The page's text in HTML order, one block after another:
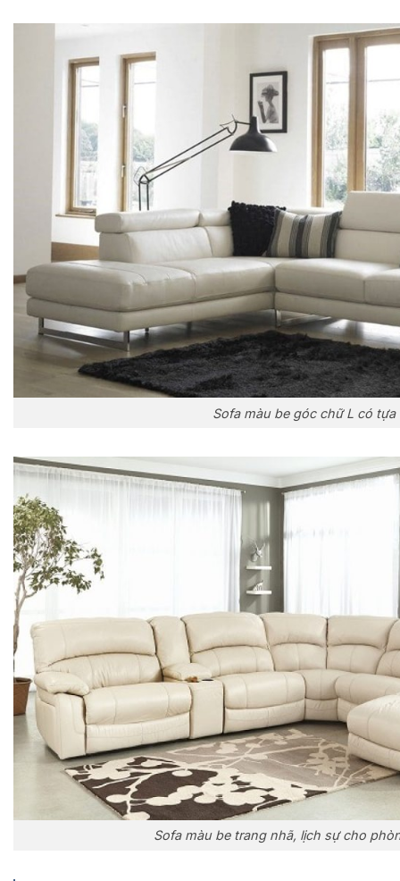
Sofa màu be góc chữ L có tựa
Sofa màu be trang nhã, lịch sự cho